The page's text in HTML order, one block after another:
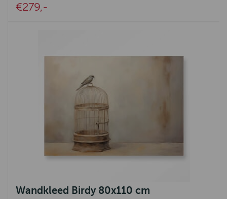
€279,-
Wandkleed Birdy 80x110 cm